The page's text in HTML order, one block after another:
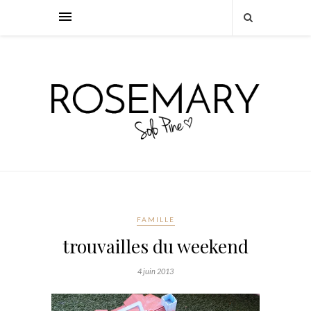
FAMILLE
trouvailles du weekend
4 juin 2013